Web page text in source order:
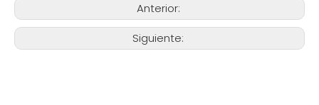
Anterior:
Siguiente: